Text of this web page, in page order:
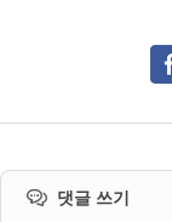
댓글 쓰기